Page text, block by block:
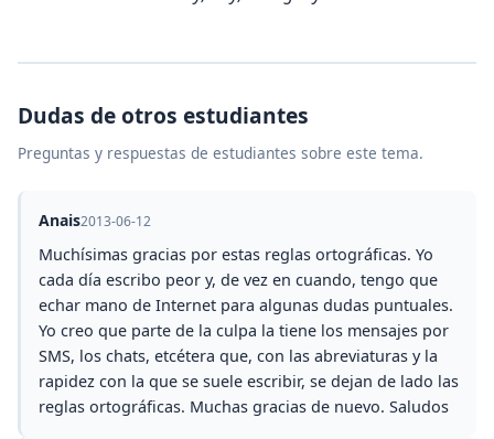
Dudas de otros estudiantes
Preguntas y respuestas de estudiantes sobre este tema.
Anais2013-06-12
Muchísimas gracias por estas reglas ortográficas. Yo
cada día escribo peor y, de vez en cuando, tengo que
echar mano de Internet para algunas dudas puntuales.
Yo creo que parte de la culpa la tiene los mensajes por
SMS, los chats, etcétera que, con las abreviaturas y la
rapidez con la que se suele escribir, se dejan de lado las
reglas ortográficas. Muchas gracias de nuevo. Saludos